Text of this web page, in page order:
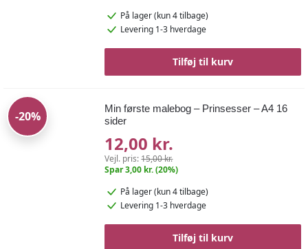
På lager(kun 4 tilbage)
Levering 1-3 hverdage
Tilføj til kurv
-20%
Min første malebog – Prinsesser – A4 16
sider
12,00 kr.
Vejl. pris:15,00 kr.
Spar 3,00 kr. (20%)
På lager(kun 4 tilbage)
Levering 1-3 hverdage
Tilføj til kurv